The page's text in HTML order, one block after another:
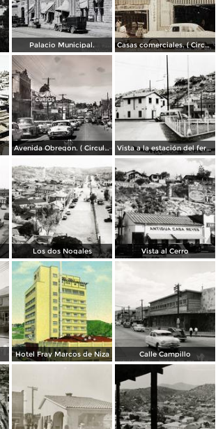
Palacio Municipal. Casas comerciales. ( Circulada el 11 de Enero de 1957 ).
Avenida Obregon. ( Circulada el 27 de Junio de 1958 ). Vista a la estación del ferrocarril
Los dos Nogales Vista al Cerro
Hotel Fray Marcos de Niza Calle Campillo